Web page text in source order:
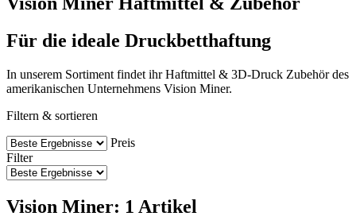
Für die ideale Druckbetthaftung
In unserem Sortiment findet ihr Haftmittel & 3D-Druck Zubehör des
amerikanischen Unternehmens Vision Miner.
Filtern & sortieren
Preis
Filter
Vision Miner: 1 Artikel